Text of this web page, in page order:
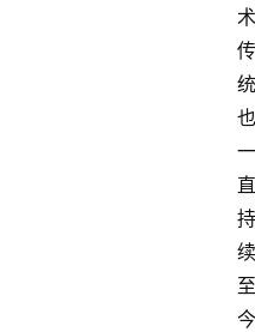
术
传
统
也
一
直
持
续
至
今